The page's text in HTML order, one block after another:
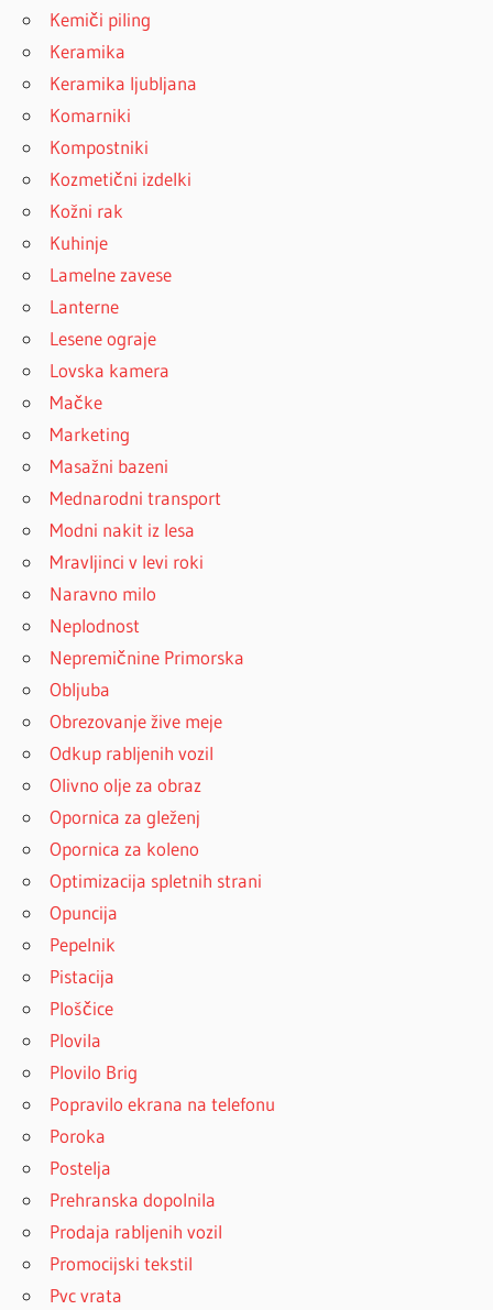
Kemiči piling
Keramika
Keramika ljubljana
Komarniki
Kompostniki
Kozmetični izdelki
Kožni rak
Kuhinje
Lamelne zavese
Lanterne
Lesene ograje
Lovska kamera
Mačke
Marketing
Masažni bazeni
Mednarodni transport
Modni nakit iz lesa
Mravljinci v levi roki
Naravno milo
Neplodnost
Nepremičnine Primorska
Obljuba
Obrezovanje žive meje
Odkup rabljenih vozil
Olivno olje za obraz
Opornica za gleženj
Opornica za koleno
Optimizacija spletnih strani
Opuncija
Pepelnik
Pistacija
Ploščice
Plovila
Plovilo Brig
Popravilo ekrana na telefonu
Poroka
Postelja
Prehranska dopolnila
Prodaja rabljenih vozil
Promocijski tekstil
Pvc vrata